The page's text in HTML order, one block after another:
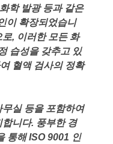
학 발광 등과 같은
이 확장되었습니
, 이러한 모든 화
습성을 갖추고 있
혈액 검사의 정확
실 등을 포함하여
니다. 풍부한 경
통해 ISO 9001 인